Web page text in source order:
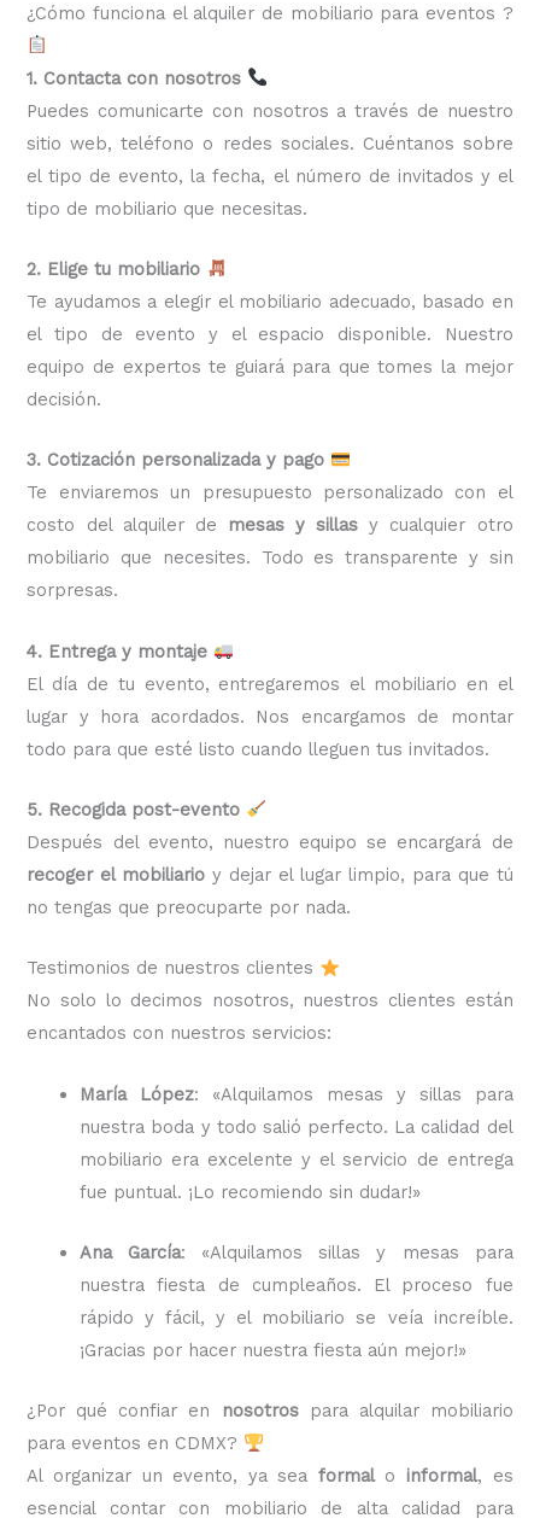
¿Cómo funciona el alquiler de mobiliario para eventos ?
1. Contacta con nosotros
Puedes comunicarte con nosotros a través de nuestro
sitio web, teléfono o redes sociales. Cuéntanos sobre
el tipo de evento, la fecha, el número de invitados y el
tipo de mobiliario que necesitas.
2. Elige tu mobiliario
Te ayudamos a elegir el mobiliario adecuado, basado en
el tipo de evento y el espacio disponible. Nuestro
equipo de expertos te guiará para que tomes la mejor
decisión.
3. Cotización personalizada y pago
Te enviaremos un presupuesto personalizado con el
costo del alquiler de
mesas y sillas y cualquier otro
mobiliario que necesites. Todo es transparente y sin
sorpresas.
4. Entrega y montaje
El día de tu evento, entregaremos el mobiliario en el
lugar y hora acordados. Nos encargamos de montar
todo para que esté listo cuando lleguen tus invitados.
5. Recogida post-evento
Después del evento, nuestro equipo se encargará de
recoger el mobiliario y dejar el lugar limpio, para que tú
no tengas que preocuparte por nada.
Testimonios de nuestros clientes
No solo lo decimos nosotros, nuestros clientes están
encantados con nuestros servicios:
María López: «Alquilamos mesas y sillas para
nuestra boda y todo salió perfecto. La calidad del
mobiliario era excelente y el servicio de entrega
fue puntual. ¡Lo recomiendo sin dudar!»
Ana García: «Alquilamos sillas y mesas para
nuestra fiesta de cumpleaños. El proceso fue
rápido y fácil, y el mobiliario se veía increíble.
¡Gracias por hacer nuestra fiesta aún mejor!»
¿Por qué confiar en nosotrospara alquilar mobiliario
para eventos en CDMX?
Al organizar un evento, ya sea formalo informal, es
esencial contar con mobiliario de alta calidad para